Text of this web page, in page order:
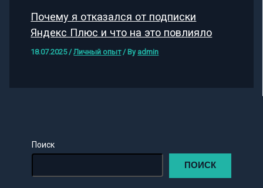
Почему я отказался от подписки
Яндекс Плюс и что на это повлияло
18.07.2025/Личный опыт/ By admin
Поиск
ПОИСК